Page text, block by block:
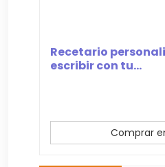
Recetario
escribir con tu...
Comprar